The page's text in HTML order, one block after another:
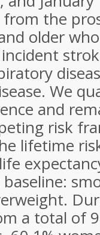
the
older
We
and
risk
lifetime
a total of